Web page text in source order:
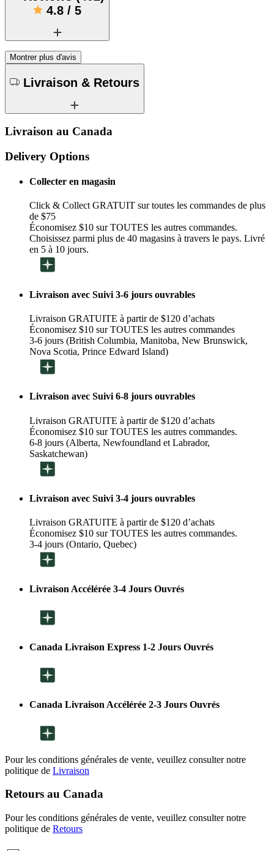
4.8 / 5
Montrer plus d'avis
Livraison & Retours
Livraison au Canada
Delivery Options
Collecter en magasin
Click & Collect GRATUIT sur toutes les commandes de plus
de $75
Économisez $10 sur TOUTES les autres commandes.
Choisissez parmi plus de 40 magasins à travers le pays. Livré
en 5 à 10 jours.
Livraison avec Suivi 3-6 jours ouvrables
Livraison GRATUITE à partir de $120 d’achats
Économisez $10 sur TOUTES les autres commandes
3-6 jours (British Columbia, Manitoba, New Brunswick,
Nova Scotia, Prince Edward Island)
Livraison avec Suivi 6-8 jours ouvrables
Livraison GRATUITE à partir de $120 d’achats
Économisez $10 sur TOUTES les autres commandes.
6-8 jours (Alberta, Newfoundland et Labrador,
Saskatchewan)
Livraison avec Suivi 3-4 jours ouvrables
Livraison GRATUITE à partir de $120 d’achats
Économisez $10 sur TOUTES les autres commandes.
3-4 jours (Ontario, Quebec)
Livraison Accélérée 3-4 Jours Ouvrés
Canada Livraison Express 1-2 Jours Ouvrés
Canada Livraison Accélérée 2-3 Jours Ouvrés
Pour les conditions générales de vente, veuillez consulter notre
politique de Livraison
Retours au Canada
Pour les conditions générales de vente, veuillez consulter notre
politique de Retours